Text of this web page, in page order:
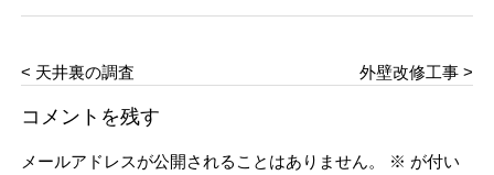
< 天井裏の調査 外壁改修工事 >
コメントを残す
メールアドレスが公開されることはありません。 ※ が付い